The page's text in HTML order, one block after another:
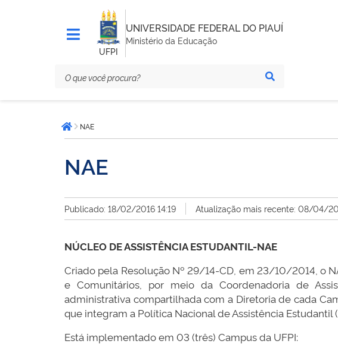
UFPI
UNIVERSIDADE FEDERAL DO PIAUÍ
Ministério da Educação
está
aqui:Página inicial
NAE
NAE
Publicado: 18/02/2016 14:19 Atualização mais recente: 08/04/
NÚCLEO DE ASSISTÊNCIA ESTUDANTIL-NAE
Criado pela Resolução Nº 29/14-CD, em 23/10/2014, o
e Comunitários, por meio da Coordenadoria de
administrativa compartilhada com a Diretoria de cada
que integram a Política Nacional de Assistência Estudantil
Está implementado em 03 (três) Campus da UFPI: